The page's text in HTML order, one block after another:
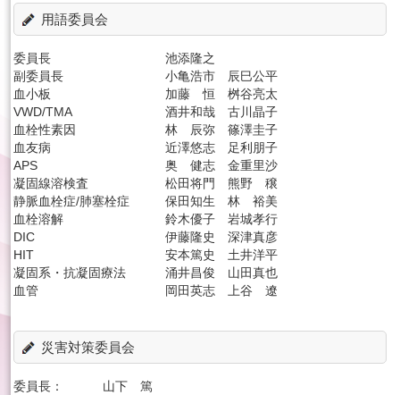
用語委員会
委員長
池添隆之
副委員長
小亀浩市 辰巳公平
血小板
加藤 恒 桝谷亮太
VWD/TMA
酒井和哉 古川晶子
血栓性素因
林 辰弥 篠澤圭子
血友病
近澤悠志 足利朋子
APS
奥 健志 金重里沙
凝固線溶検査
松田将門 熊野 穣
静脈血栓症/肺塞栓症
保田知生 林 裕美
血栓溶解
鈴木優子 岩城孝行
DIC
伊藤隆史 深津真彦
HIT
安本篤史 土井洋平
凝固系・抗凝固療法
涌井昌俊 山田真也
血管
岡田英志 上谷 遼
災害対策委員会
委員長：
山下 篤